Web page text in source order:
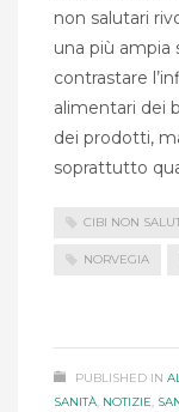
non salutari
una più ampia
contrastare
alimentari dei
dei prodotti,
soprattutto
CIBI NON
NORVEGIA
PUBLISHED IN
SANITÀ, NOTIZIE,